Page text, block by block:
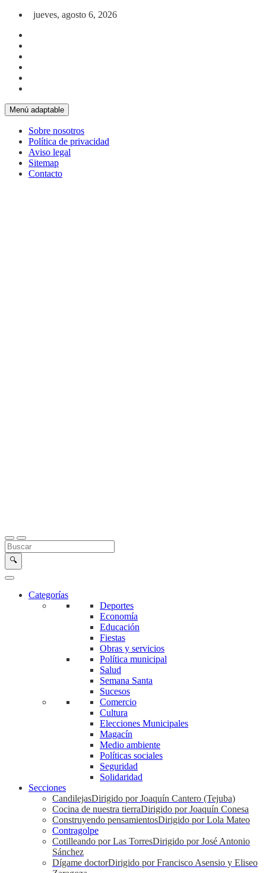
Saltar al contenido
jueves, agosto 6, 2026
Menú adaptable
Sobre nosotros
Política de privacidad
Aviso legal
Sitemap
Contacto
Buscar en la web
Buscar
🔍
Categorías
Deportes
Economía
Educación
Fiestas
Obras y servicios
Política municipal
Salud
Semana Santa
Sucesos
Comercio
Cultura
Elecciones Municipales
Magacín
Medio ambiente
Políticas sociales
Seguridad
Solidaridad
Secciones
CandilejasDirigido por Joaquín Cantero (Tejuba)
Cocina de nuestra tierraDirigido por Joaquín Conesa
Construyendo pensamientosDirigido por Lola Mateo
Contragolpe
Cotilleando por Las TorresDirigido por José Antonio
Sánchez
Dígame doctorDirigido por Francisco Asensio y Eliseo